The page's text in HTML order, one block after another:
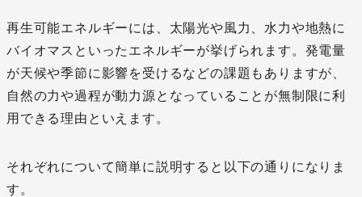
再生可能エネルギーには、太陽光や風力、水力や地熱に
バイオマスといったエネルギーが挙げられます。発電量
が天候や季節に影響を受けるなどの課題もありますが、
自然の力や過程が動力源となっていることが無制限に利
用できる理由といえます。
それぞれについて簡単に説明すると以下の通りになりま
す。